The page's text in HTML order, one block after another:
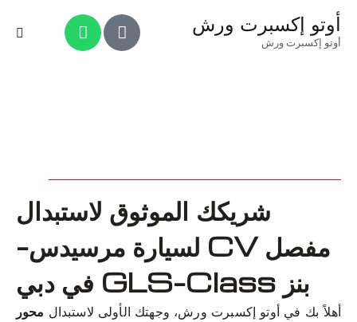
أوتو إكسبرت ورش
أوتو إكسبرت ورش
شريكك الموثوق لاستبدال
مفصل CV لسيارة مرسيدس-
بنز GLS-Class في دبي
أهلاً بك في أوتو إكسبرت ورش، وجهتك الأولى لاستبدال محور